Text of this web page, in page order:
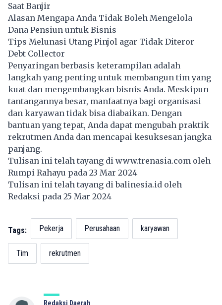
Saat Banjir
Alasan Mengapa Anda Tidak Boleh Mengelola
Dana Pensiun untuk Bisnis
Tips Melunasi Utang Pinjol agar Tidak Diteror
Debt Collector
Penyaringan berbasis keterampilan adalah
langkah yang penting untuk membangun tim yang
kuat dan mengembangkan bisnis Anda. Meskipun
tantangannya besar, manfaatnya bagi organisasi
dan karyawan tidak bisa diabaikan. Dengan
bantuan yang tepat, Anda dapat mengubah praktik
rekrutmen Anda dan mencapai kesuksesan jangka
panjang.
Tulisan ini telah tayang di www.trenasia.com oleh
Rumpi Rahayu pada 23 Mar 2024
Tulisan ini telah tayang dibalinesia.id oleh
Redaksi pada 25 Mar 2024
Tags: Pekerja Perusahaan karyawan
Tim rekrutmen
Redaksi Daerah